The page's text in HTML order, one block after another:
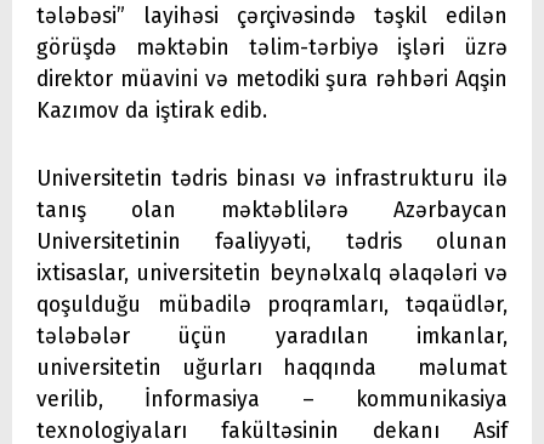
tələbəsi” layihəsi çərçivəsində təşkil edilən
görüşdə məktəbin təlim-tərbiyə işləri üzrə
direktor müavini və metodiki şura rəhbəri Aqşin
Kazımov da iştirak edib.
Universitetin tədris binası və infrastrukturu ilə
tanış olan məktəblilərə Azərbaycan
Universitetinin fəaliyyəti, tədris olunan
ixtisaslar, universitetin beynəlxalq əlaqələri və
qoşulduğu mübadilə proqramları, təqaüdlər,
tələbələr üçün yaradılan imkanlar,
universitetin uğurları haqqında məlumat
verilib, İnformasiya – kommunikasiya
texnologiyaları fakültəsinin dekanı Asif